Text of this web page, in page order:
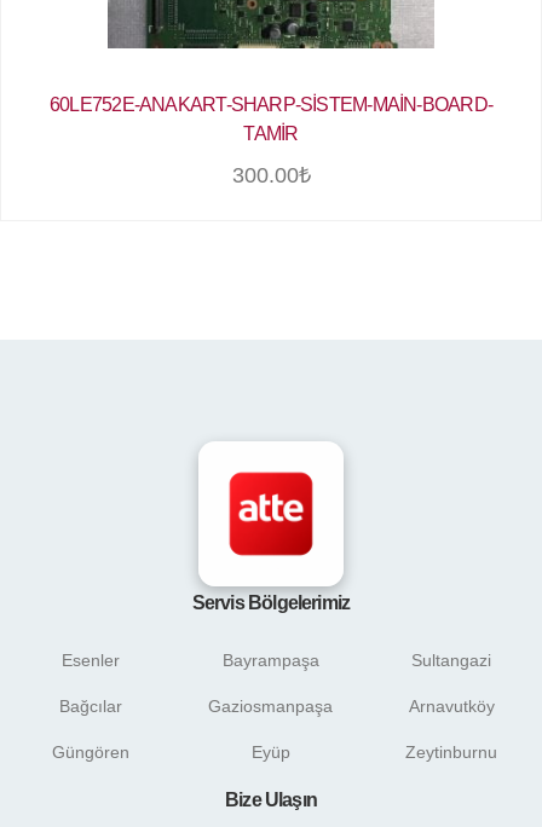
60LE752E-ANAKART-SHARP-SİSTEM-MAİN-BOARD-
TAMİR
300.00₺
Servis Bölgelerimiz
Esenler
Bağcılar
Güngören
Bayrampaşa
Gaziosmanpaşa
Eyüp
Sultangazi
Arnavutköy
Zeytinburnu
Bize Ulaşın